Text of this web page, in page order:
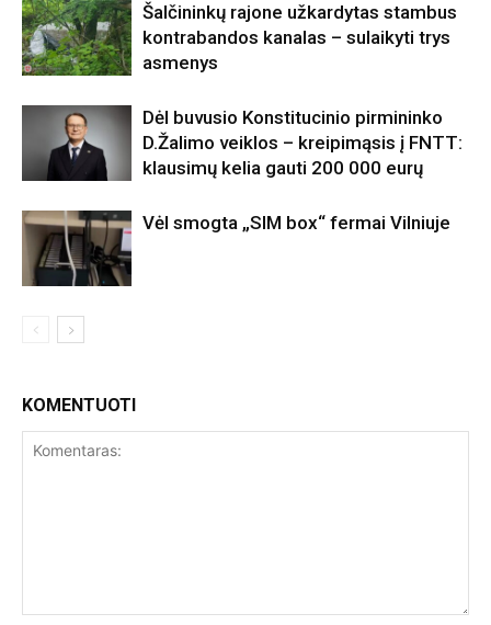
Šalčininkų rajone užkardytas stambus
kontrabandos kanalas – sulaikyti trys
asmenys
Dėl buvusio Konstitucinio pirmininko
D.Žalimo veiklos – kreipimąsis į FNTT:
klausimų kelia gauti 200 000 eurų
Vėl smogta „SIM box“ fermai Vilniuje
KOMENTUOTI